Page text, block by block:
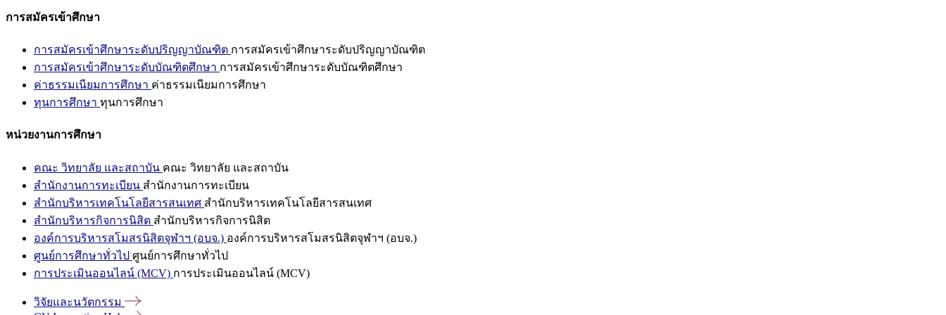
การสมัครเข้าศึกษา
การสมัครเข้าศึกษาระดับปริญญาบัณฑิต การสมัครเข้าศึกษาระดับปริญญาบัณฑิต
การสมัครเข้าศึกษาระดับบัณฑิตศึกษา การสมัครเข้าศึกษาระดับบัณฑิตศึกษา
ค่าธรรมเนียมการศึกษา ค่าธรรมเนียมการศึกษา
ทุนการศึกษา ทุนการศึกษา
หน่วยงานการศึกษา
คณะ วิทยาลัย และสถาบัน คณะ วิทยาลัย และสถาบัน
สำนักงานการทะเบียน สำนักงานการทะเบียน
สำนักบริหารเทคโนโลยีสารสนเทศ สำนักบริหารเทคโนโลยีสารสนเทศ
สำนักบริหารกิจการนิสิต สำนักบริหารกิจการนิสิต
องค์การบริหารสโมสรนิสิตจุฬาฯ (อบจ.) องค์การบริหารสโมสรนิสิตจุฬาฯ (อบจ.)
ศูนย์การศึกษาทั่วไป ศูนย์การศึกษาทั่วไป
การประเมินออนไลน์ (MCV) การประเมินออนไลน์ (MCV)
วิจัยและนวัตกรรม